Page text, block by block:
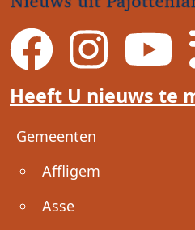
Heeft U nieuws te
Voet
Gemeenten
Affligem
Asse